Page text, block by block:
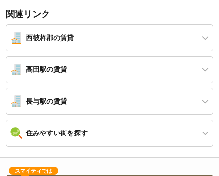
関連リンク
西彼杵郡の賃貸
高田駅の賃貸
長与駅の賃貸
住みやすい街を探す
スマイティでは